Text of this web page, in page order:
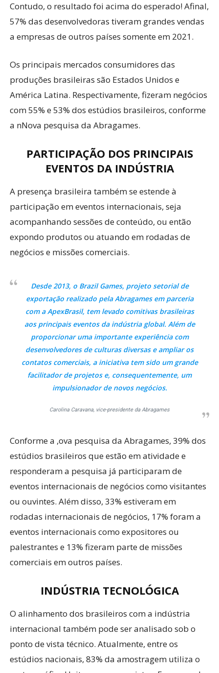
Contudo, o resultado foi acima do esperado! Afinal,
57% das desenvolvedoras tiveram grandes vendas
a empresas de outros países somente em 2021.
Os principais mercados consumidores das
produções brasileiras são Estados Unidos e
América Latina. Respectivamente, fizeram negócios
com 55% e 53% dos estúdios brasileiros, conforme
a nNova pesquisa da Abragames.
PARTICIPAÇÃO DOS PRINCIPAIS
EVENTOS DA INDÚSTRIA
A presença brasileira também se estende à
participação em eventos internacionais, seja
acompanhando sessões de conteúdo, ou então
expondo produtos ou atuando em rodadas de
negócios e missões comerciais.
Desde 2013, o Brazil Games, projeto setorial de
exportação realizado pela Abragames em parceria
com a ApexBrasil, tem levado comitivas brasileiras
aos principais eventos da indústria global. Além de
proporcionar uma importante experiência com
desenvolvedores de culturas diversas e ampliar os
contatos comerciais, a iniciativa tem sido um grande
facilitador de projetos e, consequentemente, um
impulsionador de novos negócios.
Carolina Caravana, vice-presidente da Abragames
Conforme a ,ova pesquisa da Abragames, 39% dos
estúdios brasileiros que estão em atividade e
responderam a pesquisa já participaram de
eventos internacionais de negócios como visitantes
ou ouvintes. Além disso, 33% estiveram em
rodadas internacionais de negócios, 17% foram a
eventos internacionais como expositores ou
palestrantes e 13% fizeram parte de missões
comerciais em outros países.
INDÚSTRIA TECNOLÓGICA
O alinhamento dos brasileiros com a indústria
internacional também pode ser analisado sob o
ponto de vista técnico. Atualmente, entre os
estúdios nacionais, 83% da amostragem utiliza o